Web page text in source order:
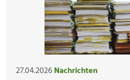
27.04.2026Nachrichten